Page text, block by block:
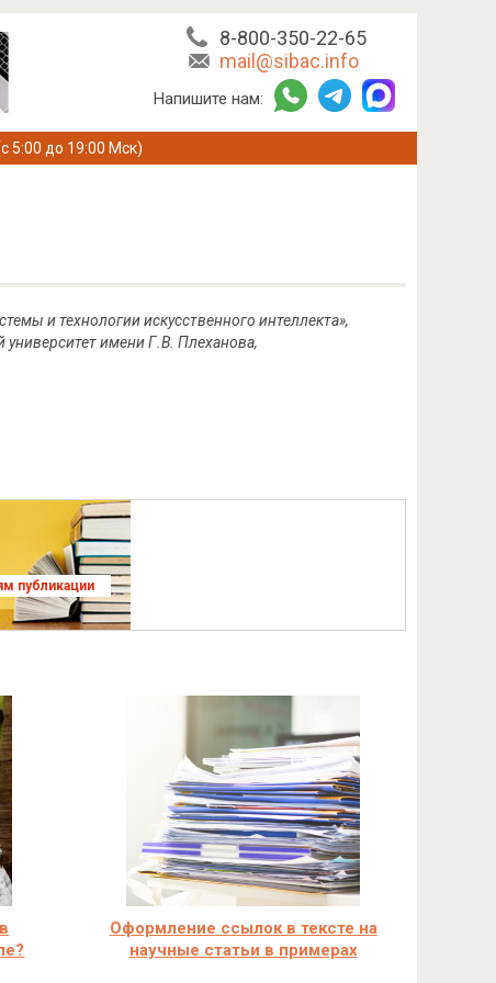
8-800-350-22-65
mail@sibac.info
Напишите нам:
5:00 до 19:00 Мск)
и технологии искусственного интеллекта»,
имени Г.В. Плеханова,
публикации
Оформление ссылок в тексте на
научные статьи в примерах